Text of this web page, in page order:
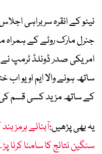
نیٹو کے انقرہ سربراہی
جنرل مارک روٹے کے ہمراہ
امریکی صدر ڈونلڈ ٹرمپ
ساتھ ہونے والا ایم او یو اب
کے ساتھ مزید کسی قسم کی
یہ بھی پڑھیں:آبنائے ہرمز
سنگین نتائج کا سامنا